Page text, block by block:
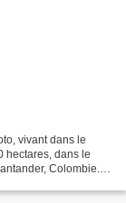
vivant dans le
hectares, dans le
Colombie.